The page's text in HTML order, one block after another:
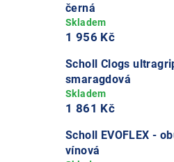
černá
1 956 Kč
Scholl Clogs
smaragdová
1 861 Kč
Scholl EVOFLEX -
vínová